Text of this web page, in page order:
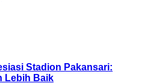
Stadion Pakansari:
Lebih Baik